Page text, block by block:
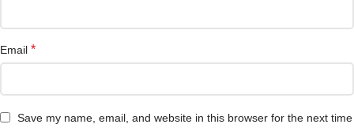
Email *
Save my name, email, and website in this browser for the next time